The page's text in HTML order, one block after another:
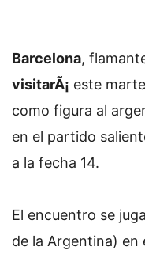
Barcelona,
visitarÃ¡ este
como figura al
en el partido
a la fecha 14.
El encuentro se
de la Argentina) en